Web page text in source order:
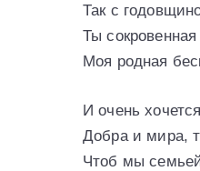
Так с
Ты
Моя родная
И очень
Добра и мира,
Чтоб мы